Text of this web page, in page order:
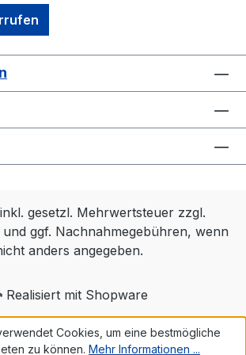
gesetzl. Mehrwertsteuer zzgl.
ggf. Nachnahmegebühren, wenn
anders angegeben.
Realisiert mit Shopware
Cookies, um eine bestmögliche
zu können. Mehr Informationen ...